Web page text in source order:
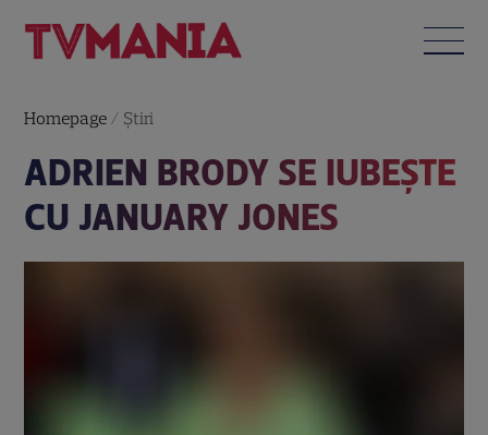
Homepage / Știri
ADRIEN BRODY SE IUBEŞTE
CU JANUARY JONES